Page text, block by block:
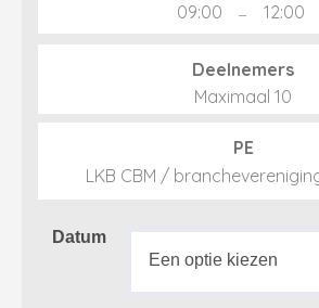
09:00
– 12:00
Deelnemers
Maximaal 10
PE
LKB CBM /
Datum